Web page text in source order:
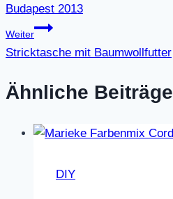
Budapest 2013
Weiter
Stricktasche mit Baumwollfutter
Ähnliche Beiträge
DIY